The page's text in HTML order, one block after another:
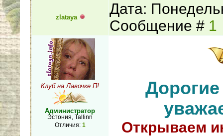
zlataya
Дата:
Сообщение # 1
Клуб на Лавочке П!
Администратор
Эстония, Tallinn
Отличия: 1 Открываем